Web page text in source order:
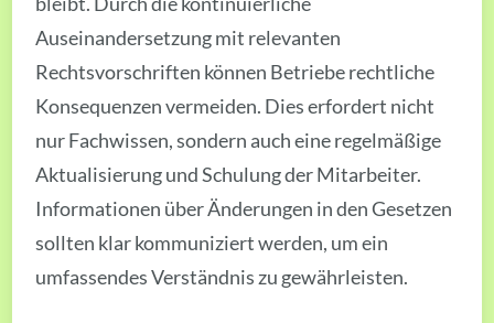
Auseinandersetzung mit relevanten
Rechtsvorschriften können Betriebe rechtliche
Konsequenzen vermeiden. Dies erfordert nicht
nur Fachwissen, sondern auch eine regelmäßige
Aktualisierung und Schulung der Mitarbeiter.
Informationen über Änderungen in den Gesetzen
sollten klar kommuniziert werden, um ein
umfassendes Verständnis zu gewährleisten.